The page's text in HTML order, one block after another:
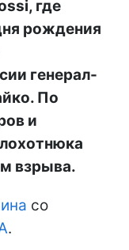
где
рождения
генерал-
По
и
взрыва.
со
.